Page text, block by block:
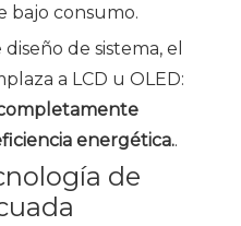
bajo consumo.
de sistema, el
a LCD u OLED:
energética..
de